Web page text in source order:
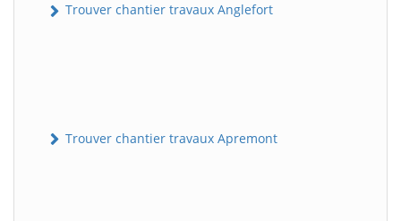
Trouver chantier travaux Anglefort
Trouver chantier travaux Apremont